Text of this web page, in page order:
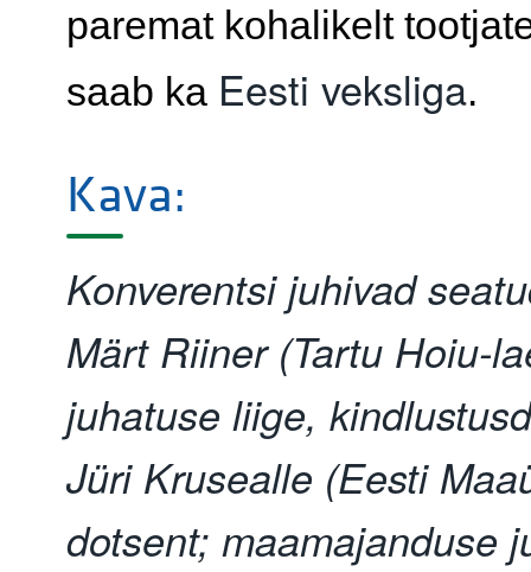
paremat kohalikelt
saab ka Eesti veksliga.
Kava:
Konverentsi juhivad
Märt Riiner (Tartu Hoiu-
juhatuse liige,
Jüri Krusealle (Eesti
dotsent; maamajanduse